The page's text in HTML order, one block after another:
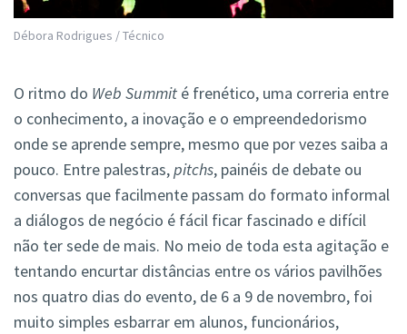
Débora Rodrigues / Técnico
O ritmo do Web Summit é frenético, uma correria entre
o conhecimento, a inovação e o empreendedorismo
onde se aprende sempre, mesmo que por vezes saiba a
pouco. Entre palestras,pitchs, painéis de debate ou
conversas que facilmente passam do formato informal
a diálogos de negócio é fácil ficar fascinado e difícil
não ter sede de mais. No meio de toda esta agitação e
tentando encurtar distâncias entre os vários pavilhões
nos quatro dias do evento, de 6 a 9 de novembro, foi
muito simples esbarrar em alunos, funcionários,